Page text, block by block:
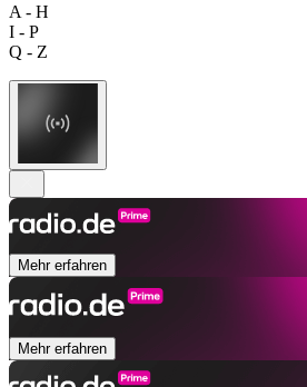
A - H
I - P
Q - Z
Mehr erfahren
Mehr erfahren